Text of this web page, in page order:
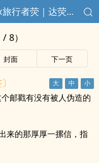
【原神】冬来（达达利亚x旅行者荧｜达荧）
8）
封面 下一页
邮戳有没有被人伪造的
来的那厚厚一摞信，指